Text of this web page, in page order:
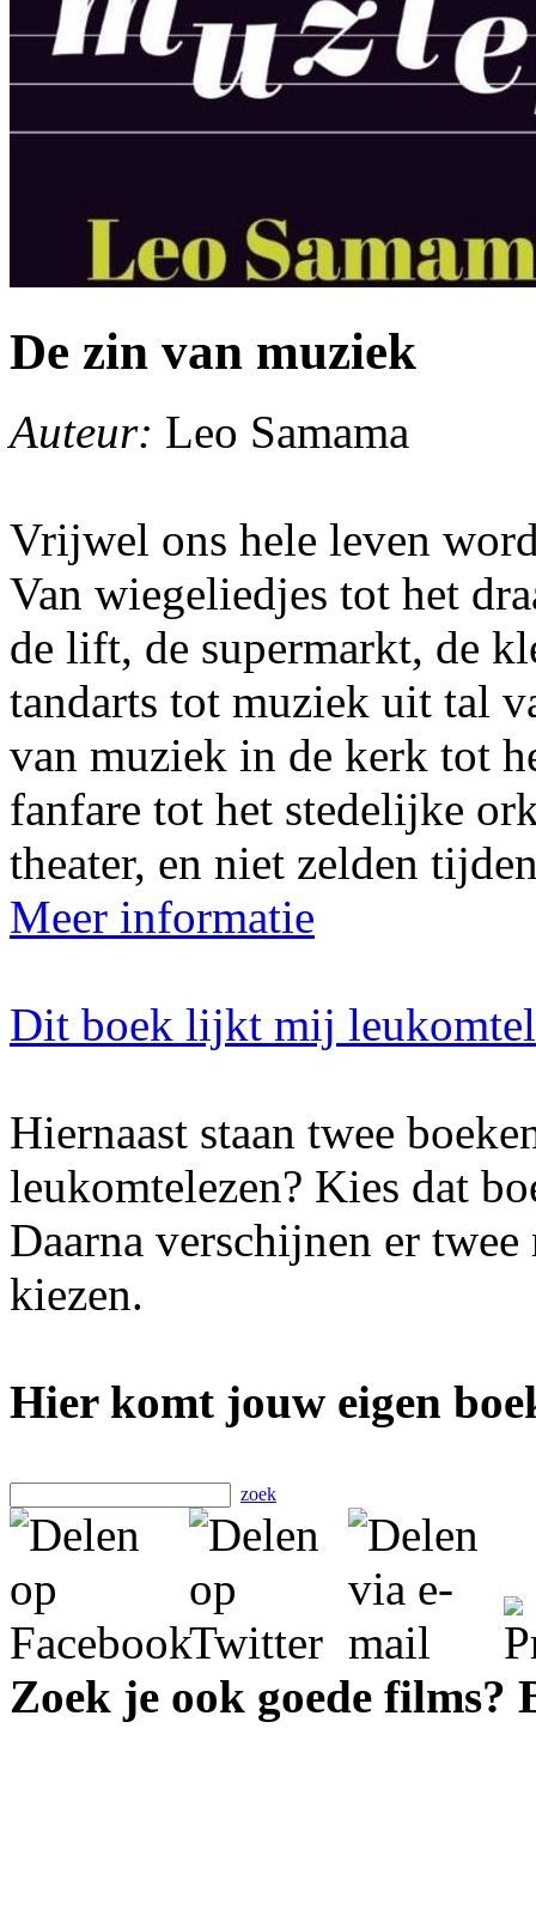
De zin van muziek
Auteur: Leo Samama
Vrijwel ons hele leven
Van wiegeliedjes tot het
de lift, de supermarkt, de
tandarts tot muziek uit tal
van muziek in de kerk tot
fanfare tot het stedelijke
theater, en niet zelden
Meer informatie
Dit boek lijkt mij
Hiernaast staan twee
leukomtelezen? Kies dat
Daarna verschijnen er
kiezen.
Hier komt jouw eigen
zoek
Zoek je ook goede films?